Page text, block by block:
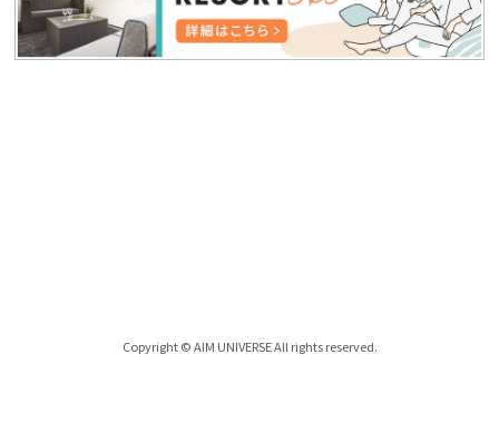
Copyright © AIM UNIVERSE All rights reserved.